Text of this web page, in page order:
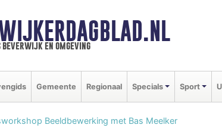
en omgeving
Gemeente Regionaal Specials Sport
Beeldbewerking met Bas Meelker